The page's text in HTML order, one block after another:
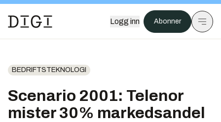
Logg inn Abonner
BEDRIFTSTEKNOLOGI
Scenario 2001: Telenor
mister 30% markedsandel